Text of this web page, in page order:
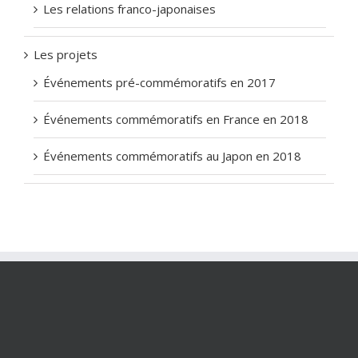
Les relations franco-japonaises
Les projets
Événements pré-commémoratifs en 2017
Événements commémoratifs en France en 2018
Événements commémoratifs au Japon en 2018